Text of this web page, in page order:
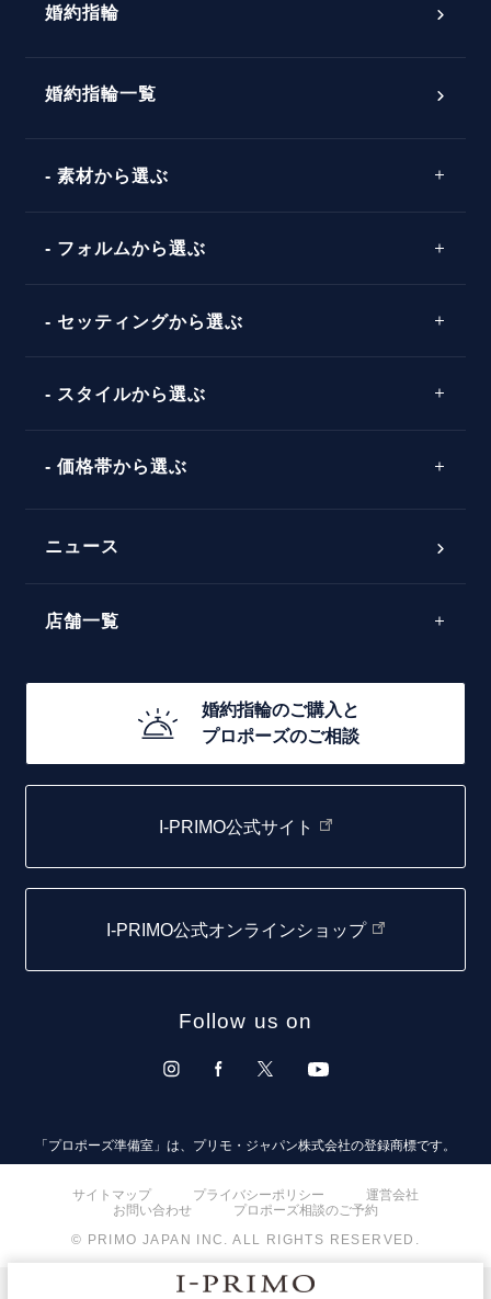
パーフェクトプロポーズリング
婚約指輪マッチング診断
ダイヤモンドの品質とは？
タイミング
言葉
婚約指輪
婚約指輪一覧
素材から選ぶ
プラチナ
コンビネーション
フォルムから選ぶ
ストレートライン
セッティングから選ぶ
ソリテール
ラインメレ
スタイルから選ぶ
シンプル
モード
エレガント
価格帯から選ぶ
30万円台～
20万円台～
10万円台～
ニュース
店舗一覧
函館店
取扱店)エヴァンスブライダル 旭川本店
仙台店
青森店
郡山モルティ店
いわき店
婚約指輪のご購入と
プロポーズのご相談
I-PRIMO公式サイト
I-PRIMO公式オンラインショップ
Follow us on
「プロポーズ準備室」は、プリモ・ジャパン株式会社の登録商標です。
サイトマップ プライバシーポリシー
運営会社
お問い合わせ
プロポーズ相談のご予約
© PRIMO JAPAN INC. ALL RIGHTS RESERVED.